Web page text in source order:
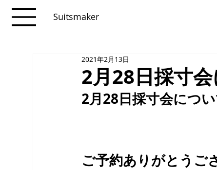
Suitsmaker
2月28日採寸
2021年2月13日
2月28日採寸会につ
ご予約ありがとうご